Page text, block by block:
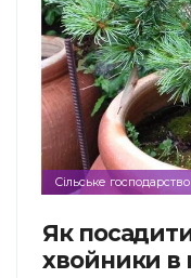
Сільське
Як
хвойники в